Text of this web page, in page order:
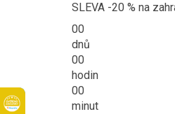
SLEVA -20 % na
00
dnů
00
hodin
00
minut